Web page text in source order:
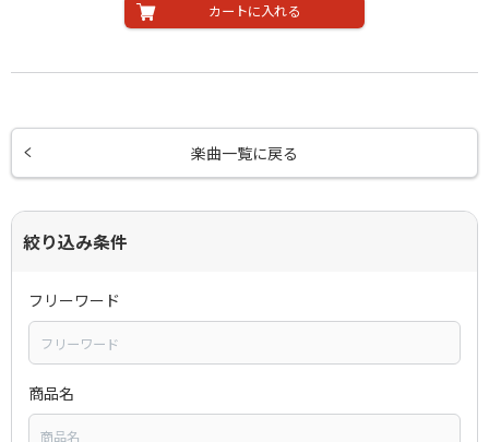
カートに入れる
楽曲一覧に戻る
絞り込み条件
フリーワード
商品名